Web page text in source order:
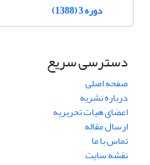
دوره 3 (1388)
دسترسی سریع
صفحه اصلی
درباره نشریه
اعضای هیات تحریریه
ارسال مقاله
تماس با ما
نقشه سایت